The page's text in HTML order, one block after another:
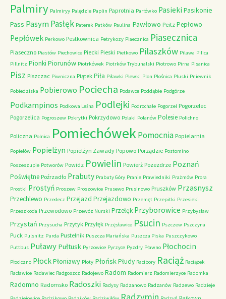
Palmiry Palmiryy Palędzie Paplin Paprotnia Parłówko Pasieki Pasikonie
Pass PasymPasłęk Paterek Patków Paulina Pawłowo Peitz Pepłowo
Pepłówek Perkowo Pestkownica Petrykozy Piaecznica Piasecznica
Piaseczno Piastów Piechowice Piecki Pieski Pietkowo Pilaszków Pilawa Pilica
Pillnitz Pionki Piorunów Piotrkówek Piotrków Trybunalski Piotrowo Pirna Pisanica
Pisz Piszczac Piwniczna Piątek Piła Piławki Plewki Plon Plośnica Pluski Pniewnik
Pobiedziska Pobierowo Pociecha Podawce Poddąbie Podgórze
Podkampinos Podkowa Leśna Podlejki Podrochale Pogorzel Pogorzelec
Pogorzelica Pogroszew Pokrytki Pokrzydowo Polaki Polanów Polesie Polichno
Policzna Polnica PomiechówekPomocnia Popielarnia
Popielów Popielżyn Popielżyn Zawady Popowo Porządzie Postomino
Poszeszupie Potworów Powidz Powielin Powierż Pozezdrze Poznań
Poświętne Poźrzadło Prabuty Prabuty Góry Pranie Prawiedniki Prażmów Prora
Prostki Prostyń Proszew Proszowice Prusewo Prusinowo Pruszków Przasnysz
Przechlewo Przedecz Przejazd Przejazdowo Przemęt Przepitki Przesieki
Przeszkoda Przewodowo Przewóz Nurski Przełęk Przyborowice Przybysław
Przystań Przysucha Przytyk Przyłęk Przęsławice Psucin Pszczew Pszczyna
Puck Pulsnitz Purda Pustelnik Puszcza Mariańska Puszcza Piska Puszczykowo
Puttbus Puławy Pułtusk Pyrzowice Pyrzyce Pyzdry Pławno Płochocin
Płociczno PłockPłoniawy Płoty PłońskPłudy Racibory Raciąż Raciążek
Racławice Radawiec Radgoszcz Radojewo Radom Radomierz Radomierzyce Radomka
Radomno Radomsko Radoszki Radysy Radzanowo Radzanów Radzewo Radzieje